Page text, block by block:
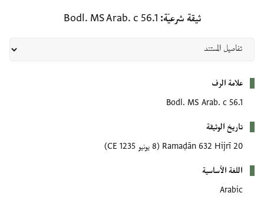
ثيقة شرعيّة Bodl. MS Arab. c 56.1
علامة الرف
Bodl. MS Arab. c 56.1
تاريخ الوثيقة
20 Ramaḍān 632 Hijrī
(8 يونيو 1235 CE)
اللغة الأساسية
Arabic